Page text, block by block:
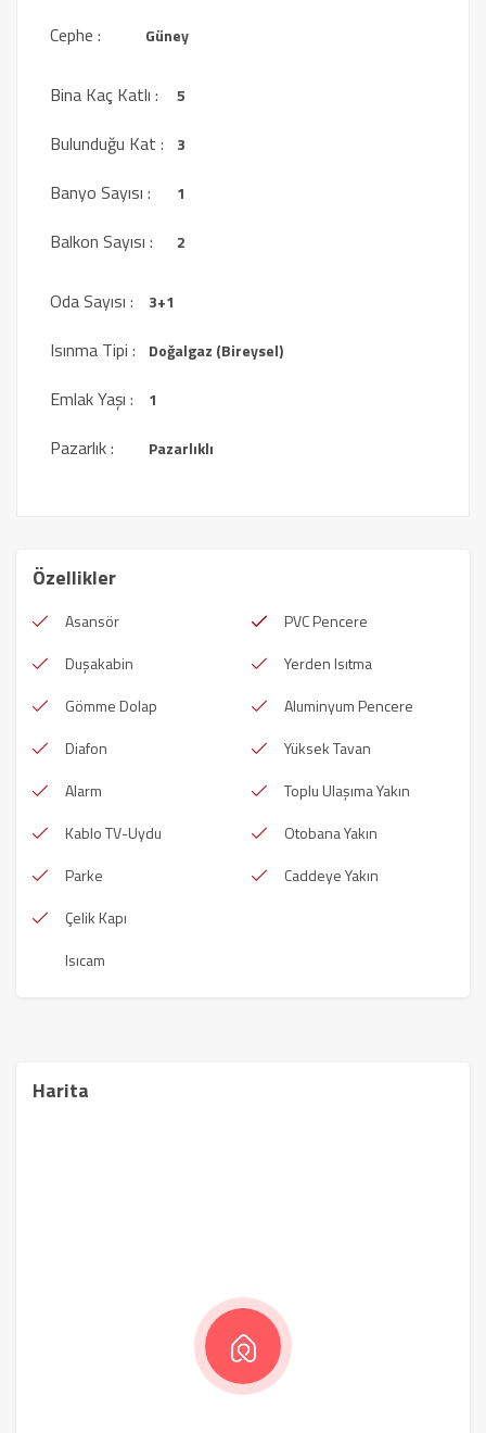
Cephe :
Güney
Bina Kaç Katlı :
Bulunduğu Kat :
Banyo Sayısı :
Balkon Sayısı :
5
3
1
2
Oda Sayısı :
Isınma Tipi :
Emlak Yaşı :
Pazarlık :
3+1
Doğalgaz (Bireysel)
1
Pazarlıklı
Özellikler
Asansör
Duşakabin
Gömme Dolap
Diafon
Alarm
Kablo TV-Uydu
Parke
Çelik Kapı
Isıcam
PVC Pencere
Yerden Isıtma
Aluminyum Pencere
Yüksek Tavan
Toplu Ulaşıma Yakın
Otobana Yakın
Caddeye Yakın
Harita